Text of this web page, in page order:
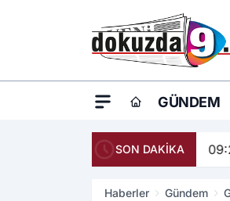
GÜNDEM
SON DAKİKA
Haberler Gündem